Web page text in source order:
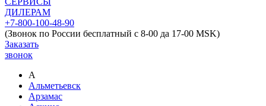
ДИЛЕРАМ
+7-800-100-48-90
(Звонок по России бесплатный с 8-00 да 17-00 MSK)
Заказать
звонок
А
Альметьевск
Арзамас